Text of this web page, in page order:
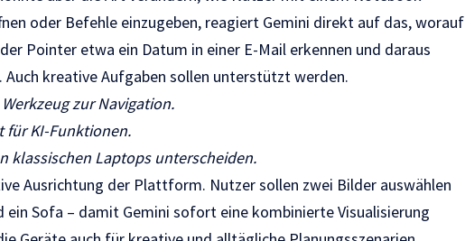
oder Befehle einzugeben, reagiert Gemini direkt auf das, worauf
Pointer etwa ein Datum in einer E-Mail erkennen und daraus
kreative Aufgaben sollen unterstützt werden.
zur Navigation.
für KI-Funktionen.
klassischen Laptops unterscheiden.
Ausrichtung der Plattform. Nutzer sollen zwei Bilder auswählen
ein Sofa – damit Gemini sofort eine kombinierte Visualisierung